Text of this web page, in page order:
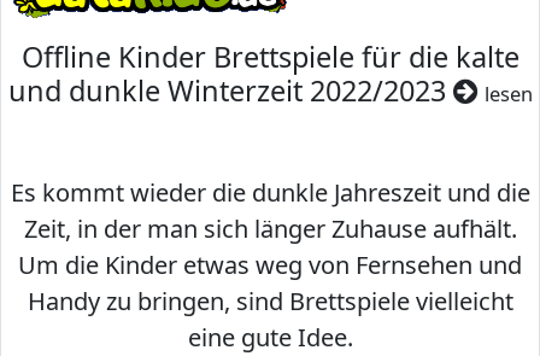
Offline Kinder Brettspiele für die kalte
und dunkle Winterzeit 2022/2023
lesen
Es kommt wieder die dunkle Jahreszeit und die
Zeit, in der man sich länger Zuhause aufhält.
Um die Kinder etwas weg von Fernsehen und
Handy zu bringen, sind Brettspiele vielleicht
eine gute Idee.